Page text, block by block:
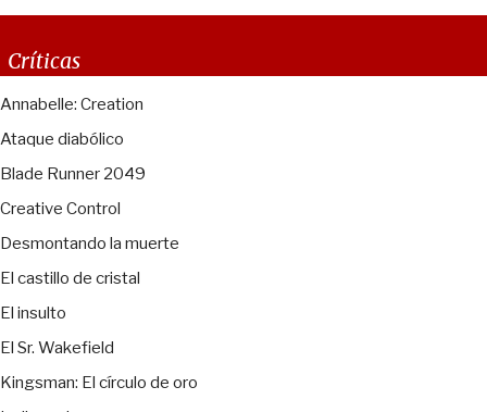
Críticas
Annabelle: Creation
Ataque diabólico
Blade Runner 2049
Creative Control
Desmontando la muerte
El castillo de cristal
El insulto
El Sr. Wakefield
Kingsman: El círculo de oro